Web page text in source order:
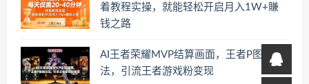
着教程实操，就能轻松开启月入1W+賺
钱之路
AI王者荣耀MVP结算画面，王者P图新玩
法，引流王者游戏粉变现